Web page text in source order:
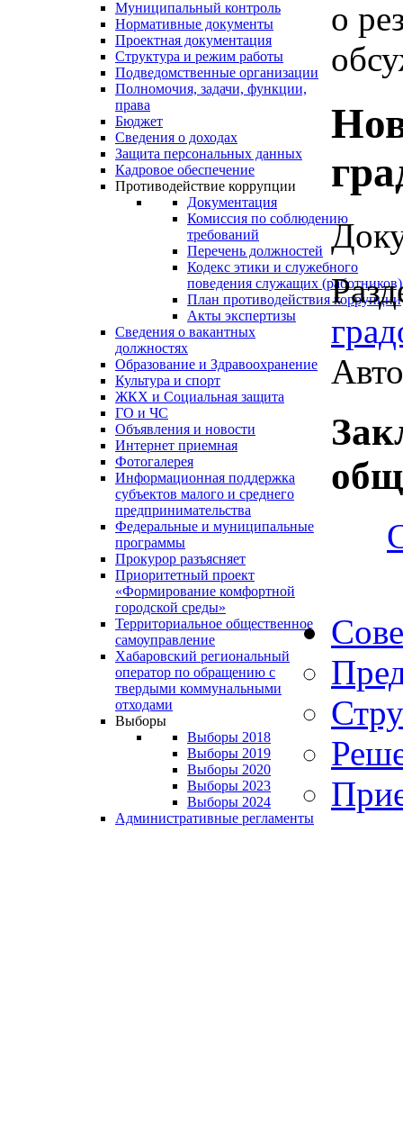
Муниципальный контроль
Нормативные документы
Проектная документация
Структура и режим работы
Подведомственные организации
Полномочия, задачи, функции,
права
Бюджет
Сведения о доходах
Защита персональных данных
Кадровое обеспечение
Противодействие коррупции
Документация
Комиссия по соблюдению
требований
Перечень должностей
Кодекс этики и служебного
поведения служащих (работников)
План противодействия коррупции
Акты экспертизы
Сведения о вакантных
должностях
Образование и Здравоохранение
Культура и спорт
ЖКХ и Социальная защита
ГО и ЧС
Объявления и новости
Интернет приемная
Фотогалерея
Информационная поддержка
субъектов малого и среднего
предпринимательства
Федеральные и муниципальные
программы
Прокурор разъясняет
Приоритетный проект
«Формирование комфортной
городской среды»
Территориальное общественное
самоуправление
Хабаровский региональный
оператор по обращению с
твердыми коммунальными
отходами
Выборы
Выборы 2018
Выборы 2019
Выборы 2020
Выборы 2023
Выборы 2024
Административные регламенты
о